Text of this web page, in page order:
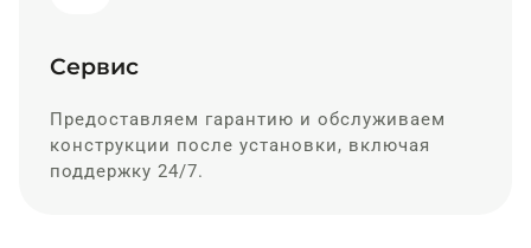
Сервис
Предоставляем гарантию и обслуживаем
конструкции после установки, включая
поддержку 24/7.